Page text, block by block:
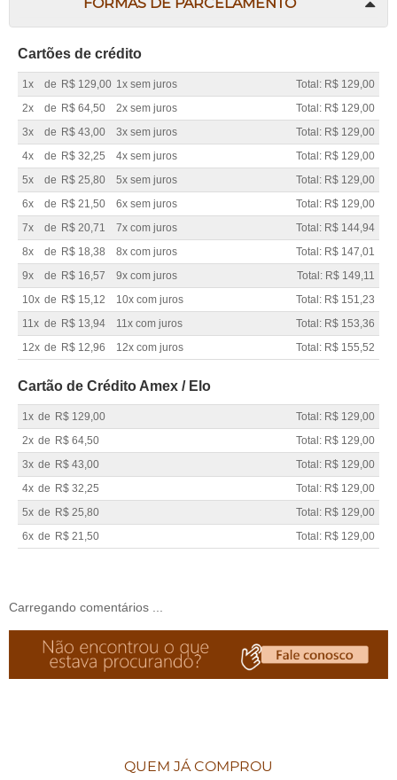
FORMAS DE PARCELAMENTO
Cartões de crédito
1x de R$ 129,00 1x sem juros
Total: R$ 129,00
2x
de R$ 64,50 2x sem juros
Total: R$ 129,00
3x
de R$ 43,00 3x sem juros
Total: R$ 129,00
4x
de R$ 32,25 4x sem juros
Total: R$ 129,00
5x
de R$ 25,80 5x sem juros
Total: R$ 129,00
6x
de R$ 21,50 6x sem juros
Total: R$ 129,00
7x
de R$ 20,71 7x com juros
Total: R$ 144,94
8x
de R$ 18,38 8x com juros
Total: R$ 147,01
9x
de R$ 16,57 9x com juros
Total: R$ 149,11
10x de R$ 15,12 10x com juros
Total: R$ 151,23
11x de R$ 13,94 11x com juros
Total: R$ 153,36
12x de R$ 12,96 12x com juros Total: R$ 155,52
Cartão de Crédito Amex / Elo
1x de R$ 129,00
Total: R$ 129,00
2x de R$ 64,50
Total: R$ 129,00
3x de R$ 43,00
Total: R$ 129,00
4x de R$ 32,25
Total: R$ 129,00
5x de R$ 25,80
Total: R$ 129,00
6x de R$ 21,50 Total: R$ 129,00
Carregando comentários ...
QUEM JÁ COMPROU